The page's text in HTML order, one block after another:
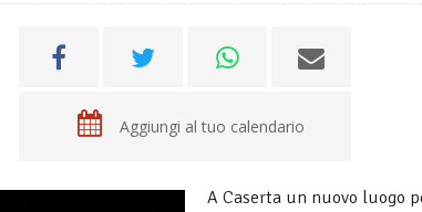
Aggiungi al tuo calendario
A Caserta un nuovo luogo